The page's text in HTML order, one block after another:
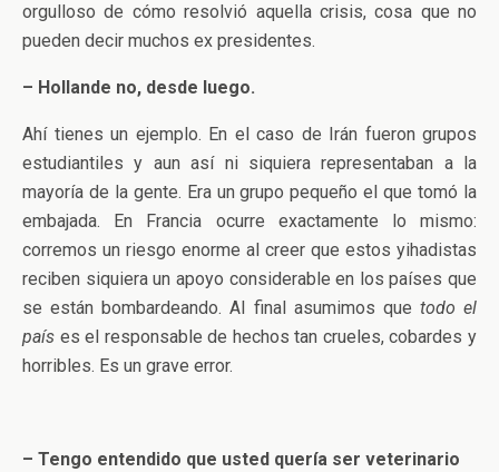
orgulloso de cómo resolvió aquella crisis, cosa que no
pueden decir muchos ex presidentes.
– Hollande no, desde luego.
Ahí tienes un ejemplo. En el caso de Irán fueron grupos
estudiantiles y aun así ni siquiera representaban a la
mayoría de la gente. Era un grupo pequeño el que tomó la
embajada. En Francia ocurre exactamente lo mismo:
corremos un riesgo enorme al creer que estos yihadistas
reciben siquiera un apoyo considerable en los países que
se están bombardeando. Al final asumimos que todo el
país es el responsable de hechos tan crueles, cobardes y
horribles. Es un grave error.
– Tengo entendido que usted quería ser veterinario